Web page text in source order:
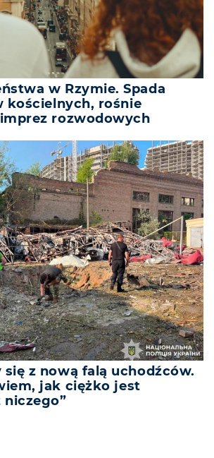
w Rzymie. Spada
kościelnych, rośnie
rozwodowych
z nową falą uchodźców.
jak ciężko jest
niczego”